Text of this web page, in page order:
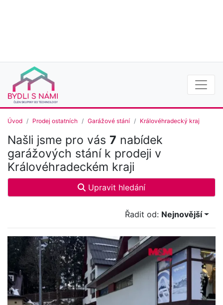
Úvod Prodej ostatních Garážové stání Královéhradecký kraj
Našli jsme pro vás 7 nabídek
garážových stání k prodeji v
Královéhradeckém kraji
Upravit hledání
Řadit od: Nejnovější